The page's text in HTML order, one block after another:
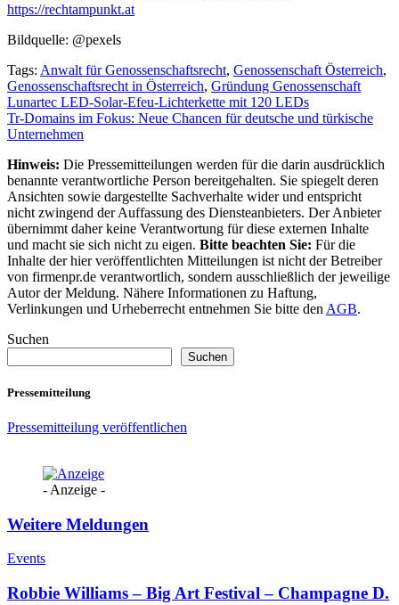
https://rechtampunkt.at
Bildquelle: @pexels
Tags: Anwalt für Genossenschaftsrecht, Genossenschaft Österreich,
Genossenschaftsrecht in Österreich, Gründung Genossenschaft
Beitragsnavigation
Lunartec LED-Solar-Efeu-Lichterkette mit 120 LEDs
Tr-Domains im Fokus: Neue Chancen für deutsche und türkische
Unternehmen
Hinweis: Die Pressemitteilungen werden für die darin ausdrücklich
benannte verantwortliche Person bereitgehalten. Sie spiegelt deren
Ansichten sowie dargestellte Sachverhalte wider und entspricht
nicht zwingend der Auffassung des Diensteanbieters. Der Anbieter
übernimmt daher keine Verantwortung für diese externen Inhalte
und macht sie sich nicht zu eigen. Bitte beachten Sie: Für die
Inhalte der hier veröffentlichten Mitteilungen ist nicht der Betreiber
von firmenpr.de verantwortlich, sondern ausschließlich der jeweilige
Autor der Meldung. Nähere Informationen zu Haftung,
Verlinkungen und Urheberrecht entnehmen Sie bitte den AGB.
Suchen
Suchen
Pressemitteilung
Pressemitteilung veröffentlichen
- Anzeige -
Weitere Meldungen
Events
Robbie Williams – Big Art Festival – Champagne D.